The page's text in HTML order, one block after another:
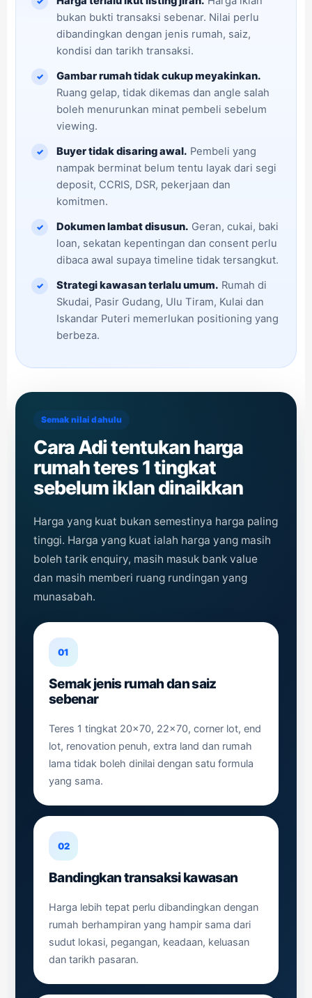
bukan bukti transaksi sebenar. Nilai perlu
dibandingkan dengan jenis rumah, saiz,
kondisi dan tarikh transaksi.
Gambar rumah tidak cukup meyakinkan.
Ruang gelap, tidak dikemas dan angle salah
boleh menurunkan minat pembeli sebelum
viewing.
Buyer tidak disaring awal. Pembeli yang
nampak berminat belum tentu layak dari segi
deposit, CCRIS, DSR, pekerjaan dan
komitmen.
Dokumen lambat disusun. Geran, cukai, baki
loan, sekatan kepentingan dan consent perlu
dibaca awal supaya timeline tidak tersangkut.
Strategi kawasan terlalu umum. Rumah di
Skudai, Pasir Gudang, Ulu Tiram, Kulai dan
Iskandar Puteri memerlukan positioning yang
berbeza.
Semak nilai dahulu
Cara Adi tentukan harga
rumah teres 1 tingkat
sebelum iklan dinaikkan
Harga yang kuat bukan semestinya harga paling
tinggi. Harga yang kuat ialah harga yang masih
boleh tarik enquiry, masih masuk bank value
dan masih memberi ruang rundingan yang
munasabah.
01
Semak jenis rumah dan saiz
sebenar
Teres 1 tingkat 20x70, 22x70, corner lot, end
lot, renovation penuh, extra land dan rumah
lama tidak boleh dinilai dengan satu formula
yang sama.
02
Bandingkan transaksi kawasan
Harga lebih tepat perlu dibandingkan dengan
rumah berhampiran yang hampir sama dari
sudut lokasi, pegangan, keadaan, keluasan
dan tarikh pasaran.